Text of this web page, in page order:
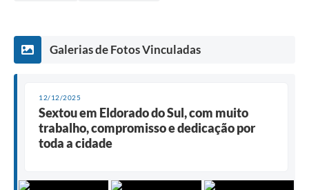
Galerias de Fotos Vinculadas
12/12/2025
Sextou em Eldorado do Sul, com muito
trabalho, compromisso e dedicação por
toda a cidade